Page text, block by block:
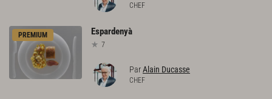
CHEF
PREMIUM Espardenyà
7
ParAlain Ducasse
CHEF